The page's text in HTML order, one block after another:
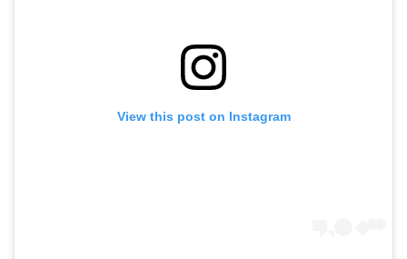
View this post on Instagram